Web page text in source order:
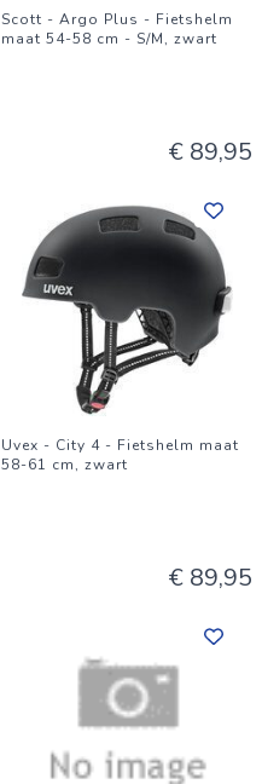
Scott - Argo Plus - Fietshelm
maat 54-58 cm - S/M, zwart
€ 89,95
Uvex - City 4 - Fietshelm maat
58-61 cm, zwart
€ 89,95